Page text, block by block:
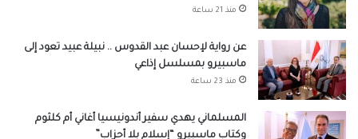
منذ 21 ساعة
عن رواية لإحسان عبد القدوس .. نبيلة عبيد تعود إلى
ماسبيرو بمسلسل إذاعي
منذ 23 ساعة
المسلماني يهدي سفير أندونيسيا أغاني أم كلثوم
وكتاب ماسبيرو “إسلام بلا أحزاب”